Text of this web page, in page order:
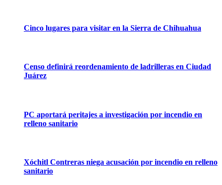
Cinco lugares para visitar en la Sierra de Chihuahua
Censo definirá reordenamiento de ladrilleras en Ciudad
Juárez
PC aportará peritajes a investigación por incendio en
relleno sanitario
Xóchitl Contreras niega acusación por incendio en relleno
sanitario